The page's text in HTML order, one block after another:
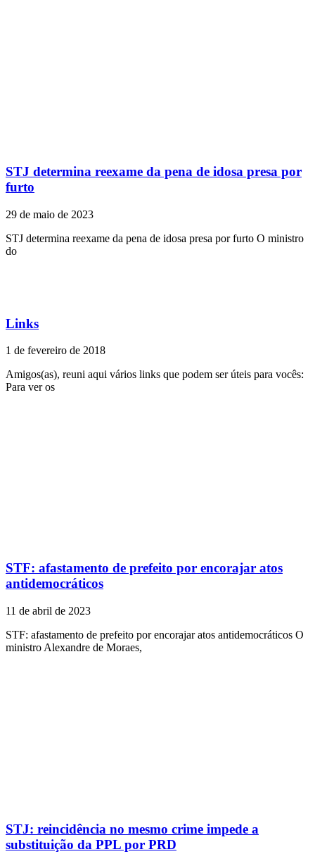
STJ determina reexame da pena de idosa presa por
furto
29 de maio de 2023
STJ determina reexame da pena de idosa presa por furto O ministro
do
Links
1 de fevereiro de 2018
Amigos(as), reuni aqui vários links que podem ser úteis para vocês:
Para ver os
STF: afastamento de prefeito por encorajar atos
antidemocráticos
11 de abril de 2023
STF: afastamento de prefeito por encorajar atos antidemocráticos O
ministro Alexandre de Moraes,
STJ: reincidência no mesmo crime impede a
substituição da PPL por PRD